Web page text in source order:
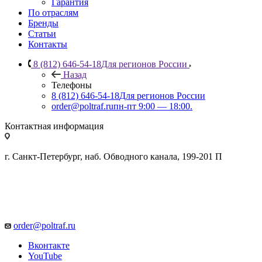
Гарантия
По отраслям
Бренды
Статьи
Контакты
8 (812) 646-54-18Для регионов России
Назад
Телефоны
8 (812) 646-54-18Для регионов России
order@poltraf.ruпн-пт 9:00 — 18:00.
Контактная информация
г. Санкт-Петербург, наб. Обводного канала, 199-201 П
order@poltraf.ru
Вконтакте
YouTube